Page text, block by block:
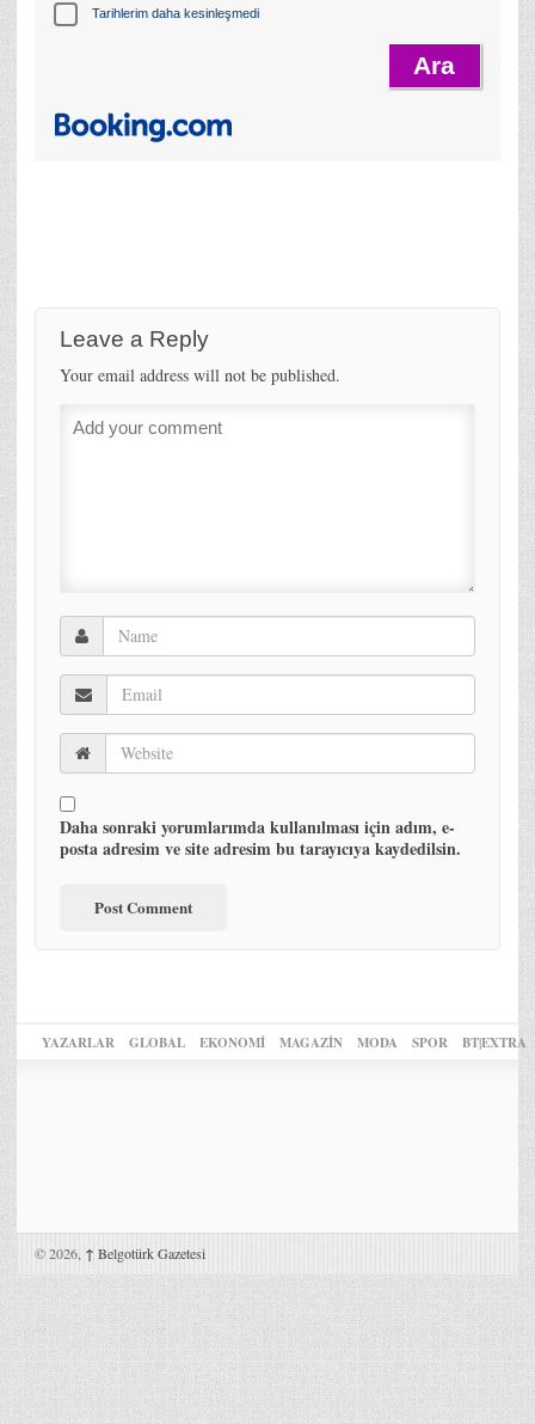
Tarihlerim daha kesinleşmedi
Leave a Reply
Your email address will not be published.
Daha sonraki yorumlarımda kullanılması için adım, e-
posta adresim ve site adresim bu tarayıcıya kaydedilsin.
YAZARLAR GLOBAL EKONOMİ MAGAZİN MODA SPOR BT|EXTRA
© 2026, ↑ Belgotürk Gazetesi